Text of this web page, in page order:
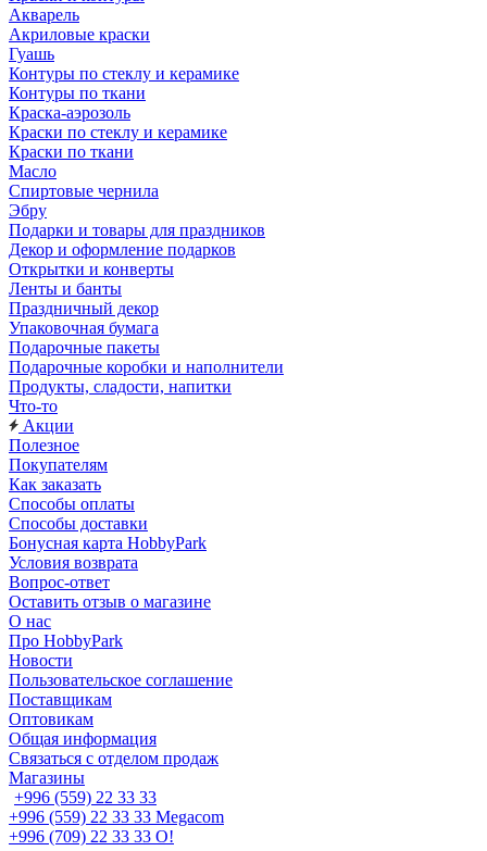
Акварель
Акриловые краски
Гуашь
Контуры по стеклу и керамике
Контуры по ткани
Краска-аэрозоль
Краски по стеклу и керамике
Краски по ткани
Масло
Спиртовые чернила
Эбру
Подарки и товары для праздников
Декор и оформление подарков
Открытки и конверты
Ленты и банты
Праздничный декор
Упаковочная бумага
Подарочные пакеты
Подарочные коробки и наполнители
Продукты, сладости, напитки
Что-то
Акции
Полезное
Покупателям
Как заказать
Способы оплаты
Способы доставки
Бонусная карта HobbyPark
Условия возврата
Вопрос-ответ
Оставить отзыв о магазине
О нас
Про HobbyPark
Новости
Пользовательское соглашение
Поставщикам
Оптовикам
Общая информация
Связаться с отделом продаж
Магазины
+996 (559) 22 33 33
+996 (559) 22 33 33 Megacom
+996 (709) 22 33 33 O!